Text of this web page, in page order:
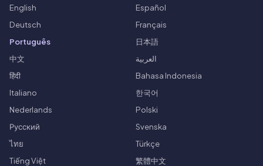
English
Español
Deutsch
Français
Português
日本語
中文
العربية
हिंदी
Bahasa Indonesia
Italiano
한국어
Nederlands
Polski
Русский
Svenska
ไทย
Türkçe
Tiếng Việt
繁體中文